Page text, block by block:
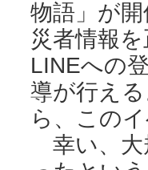
物語」が
災者情報
LINEへの
導が行え
ら、この
幸い、大